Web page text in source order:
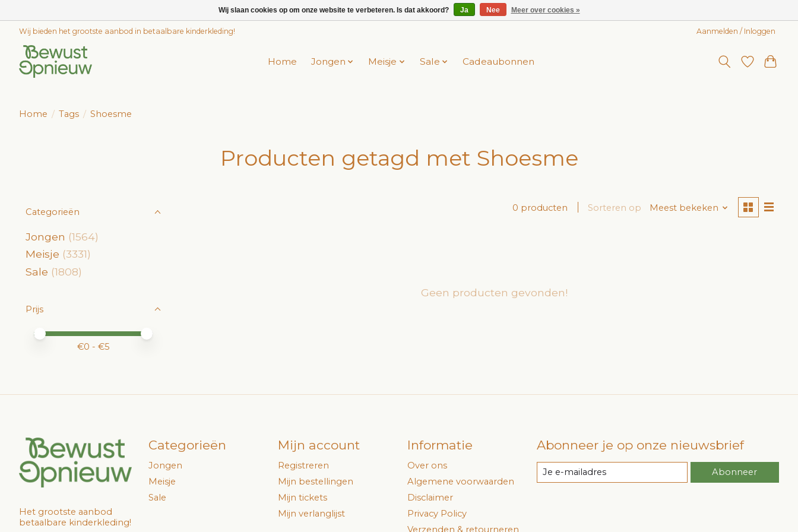
Wij bieden het grootste aanbod in betaalbare kinderkleding! Aanmelden / Inloggen
Home Jongen Meisje Sale Cadeaubonnen
Home / Tags / Shoesme
Producten getagd met Shoesme
Categorieën
Jongen (1564)
Meisje (3331)
Sale (1808)
Prijs
Minimale prijswaarde
Price maximum value
€0 - €5
0 producten Sorteren op Meest bekeken
Geen producten gevonden!
Het grootste aanbod
betaalbare kinderkleding!
Categorieën
Jongen
Meisje
Sale
Mijn account
Registreren
Mijn bestellingen
Mijn tickets
Mijn verlanglijst
Informatie
Over ons
Algemene voorwaarden
Disclaimer
Privacy Policy
Abonneer je op onze nieuwsbrief
Abonneer
Wij slaan cookies op om onze website te verbeteren. Is dat akkoord? Ja Nee Meer over cookies »